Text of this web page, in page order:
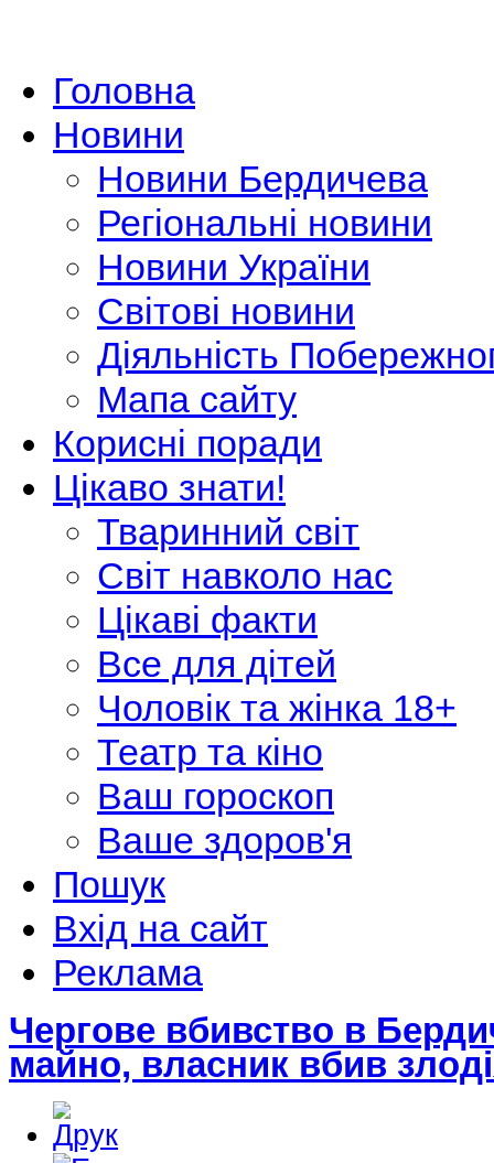
Головна
Новини
Новини Бердичева
Регіональні новини
Новини України
Світові новини
Діяльність
Мапа сайту
Корисні поради
Цікаво знати!
Тваринний світ
Світ навколо нас
Цікаві факти
Все для дітей
Чоловік та жінка 18+
Театр та кіно
Ваш гороскоп
Ваше здоров'я
Пошук
Вхід на сайт
Реклама
Чергове вбивство в
майно, власник вбив